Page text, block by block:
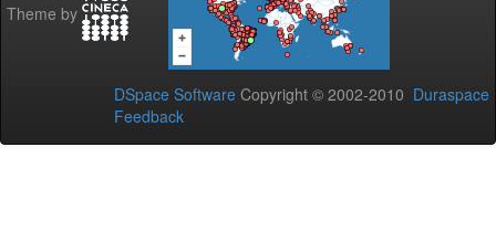
Theme by
DSpace Software Copyright © 2002-2010 Duraspace
Feedback